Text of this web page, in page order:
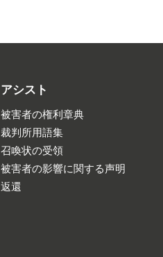
アシスト
被害者の権利章典
裁判所用語集
召喚状の受領
被害者の影響に関する声明
返還